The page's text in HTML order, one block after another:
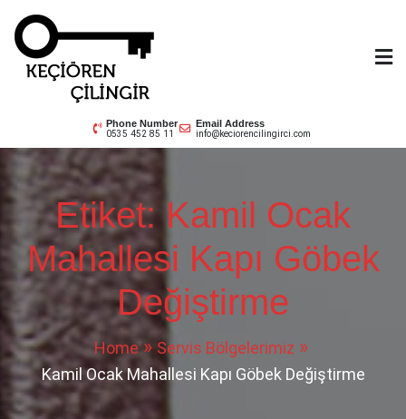
Skip
content
Keçiören Çilingir
0535 452 85 11Phone Number
0535 452 85 11
Email Address
info@keciorencilingirci.com
Etiket: Kamil Ocak
Mahallesi Kapı Göbek
Değiştirme
Home
Servis Bölgelerimiz
Kamil Ocak Mahallesi Kapı Göbek Değiştirme